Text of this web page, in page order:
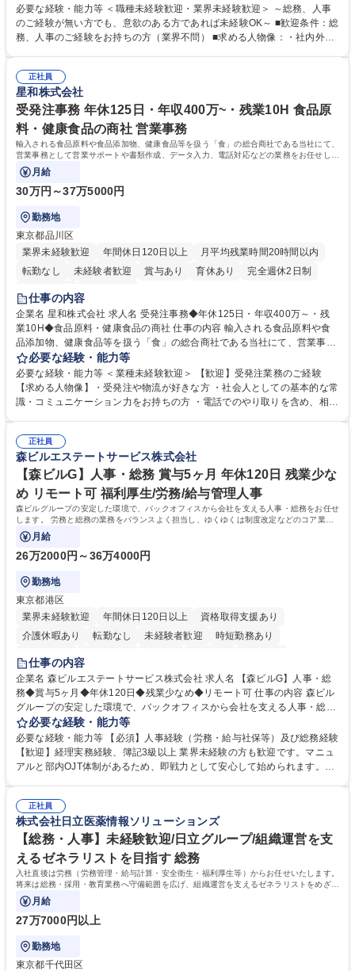
・採用・教育研修 ・福利厚生運用 など ※基本的には事務所勤務ですが、
採用や教育等の業務内容により、関西圏以外への日帰り・宿泊を伴う国内
出張もございます。 ※担当業務を持ちつつ、お互いに助け合いながら、総
必要な経験・能力等 ＜職種未経験歓迎・業界未経験歓迎＞ ～総務、人事
のご経験が無い方でも、意欲のある方であれば未経験OK～ ■歓迎条件：総
務、人事のご経験をお持ちの方（業界不問） ■求める人物像：・社内外の
正社員
星和株式会社
受発注事務 年休125日・年収400万~・残業10H 食品原
料・健康食品の商社 営業事務
輸入される食品原料や食品添加物、健康食品等を扱う「食」の総合商社である当社にて、
営業事務として営業サポートや書類作成、データ入力、電話対応などの業務をお任せしま
す。
月給
30万円～37万5000円
勤務地
東京都品川区
業界未経験歓迎
年間休日120日以上
月平均残業時間20時間以内
転勤なし
未経験者歓迎 賞与あり 育休あり
完全週休2日制
交通費支給
仕事の内容
企業名 星和株式会社 求人名 受発注事務◆年休125日・年収400万～・残
業10H◆食品原料・健康食品の商社 仕事の内容 輸入される食品原料や食
品添加物、健康食品等を扱う「食」の総合商社である当社にて、営業事務
として営業サポートや書類作成、データ入力、電話対応などの業務をお任
せします。 ・受注／出荷指示／売上管理／仕入管理／在庫管理／お客様や
倉庫と電話確認など、販売に関わる事務、営業サポートをお願いします。
・入社後は商品について覚えることから始め、先輩社員OJTと共に業務を
万～・残業10H◆食品原料・健康食品の商社
必要な経験・能力等
必要な経験・能力等 ＜業種未経験歓迎＞ 【歓迎】受発注業務のご経験
【求める人物像】・受発注や物流が好きな方 ・社会人としての基本的な常
識・コミュニケーション力をお持ちの方 ・電話でのやり取りを含め、相手
演算ができる方 ・業務ルールや指示を理解し、行動できる方 学歴・資格
学歴：大学院 大学 短大 語学力： 資格：
正社員
森ビルエステートサービス株式会社
【森ビルG】人事・総務 賞与5ヶ月 年休120日 残業少な
め リモート可 福利厚生/労務/給与管理人事
森ビルグループの安定した環境で、バックオフィスから会社を支える人事・総務をお任せ
します。 労務と総務の業務をバランスよく担当し、ゆくゆくは制度改定などのコア業務
にも挑戦できる、やりがいある環境です。
月給
26万2000円～36万4000円
勤務地
東京都港区
業界未経験歓迎
年間休日120日以上
資格取得支援あり
介護休暇あり
転勤なし 未経験者歓迎
時短勤務あり
経験者歓迎
完全週休2日制
交通費支給 長期歓迎 駅近5分以内 土日祝休み
仕事の内容
企業名 森ビルエステートサービス株式会社 求人名 【森ビルG】人事・総
務◆賞与5ヶ月◆年休120日◆残業少なめ◆リモート可 仕事の内容 森ビル
グループの安定した環境で、バックオフィスから会社を支える人事・総務
をお任せします。 労務と総務の業務をバランスよく担当し、ゆくゆくは制
度改定などのコア業務にも挑戦できる、やりがいある環境です。 ■勤怠管
理、給与計算、社会保険手続き、年末調整等の労務管理全般 ■入退社手続
き、社内規定の改定や人事制度改定などのコア業務 ■社内イベントの企画
でも質問・相談できる環境が整っているため、安心して成長できます。 募
集職種 【森ビルG】人事・総務◆賞与5ヶ月◆年休120日◆残業少なめ◆
リモート可
必要な経験・能力等
必要な経験・能力等 【必須】人事経験（労務・給与社保等）及び総務経験
【歓迎】経理実務経験、簿記3級以上 業界未経験の方も歓迎です。マニュ
アルと部内OJT体制があるため、即戦力として安心して始められます。
務に挑戦できるため、自身の成長と組織への貢献度をダイレクトに実感で
きます。 残業少なめ、週1日リモート可など、ワークライフバランスを保
ち長期活躍できる環境です。 「これまでの幅広い経験を活かし、長期的な
キャリアを築きたい」という前向きな意欲と挑戦を全力で応援します。 学
歴・資格 学歴：大学院 大学 高専 短大 専修学校 高校 語学力： 資格：日商
簿記検定1級 日商簿記検定2級 日商簿記検定3級
正社員
株式会社日立医薬情報ソリューションズ
【総務・人事】未経験歓迎/日立グループ/組織運営を支
えるゼネラリストを目指す 総務
入社直後は労務（労務管理・給与計算・安全衛生・福利厚生等）からお任せいたします。
将来は総務・採用・教育業務へ守備範囲を広げ、組織運営を支えるゼネラリストをめざせ
ます。
月給
27万7000円以上
勤務地
東京都千代田区